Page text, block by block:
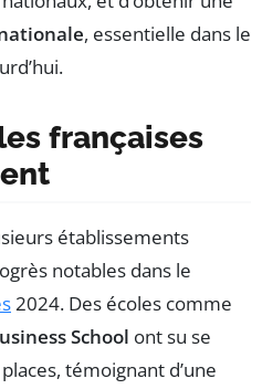
, essentielle dans le
françaises
établissements
notables dans le
2024. Des écoles comme
School ont su se
témoignant d’une